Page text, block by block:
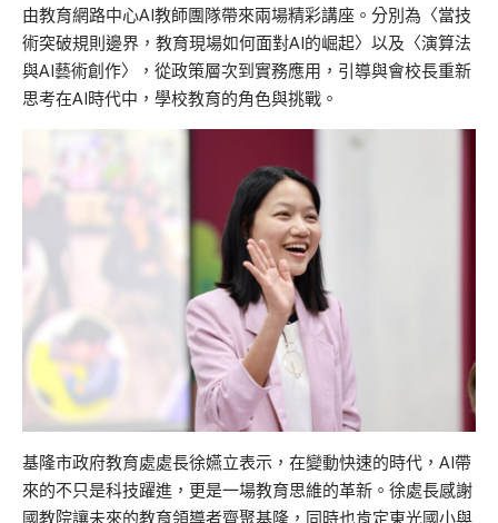
由教育網路中心AI教師團隊帶來兩場精彩講座。分別為〈當技
術突破規則邊界，教育現場如何面對AI的崛起〉以及〈演算法
與AI藝術創作〉，從政策層次到實務應用，引導與會校長重新
思考在AI時代中，學校教育的角色與挑戰。
基隆市政府教育處處長徐嬿立表示，在變動快速的時代，AI帶
來的不只是科技躍進，更是一場教育思維的革新。徐處長感謝
國教院讓未來的教育領導者齊聚基隆，同時也肯定東光國小與